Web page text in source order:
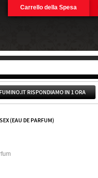
Carrello della Spesa
RISPONDIAMO IN 1 ORA
(EAU DE PARFUM)